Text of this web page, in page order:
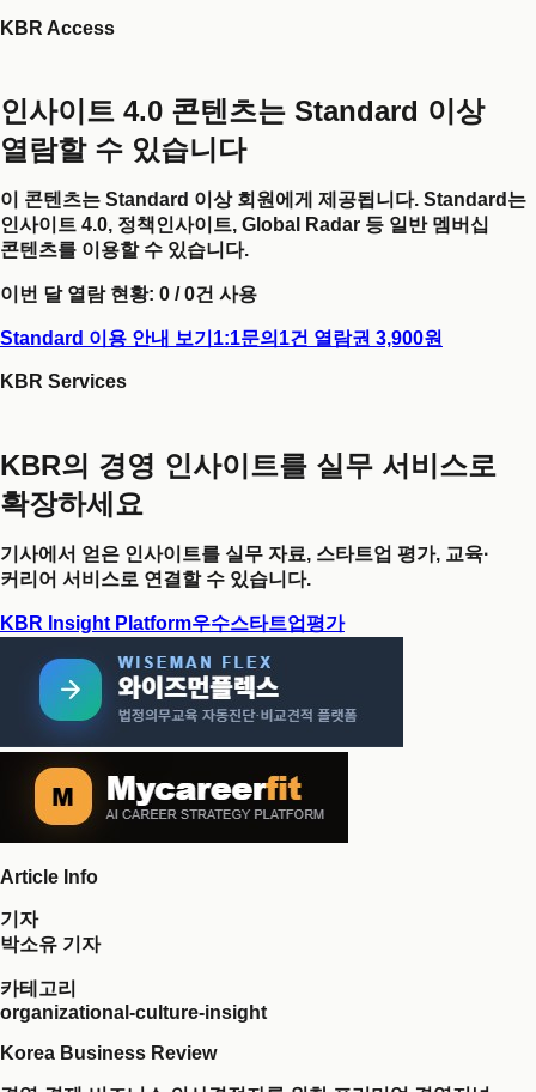
KBR Access
인사이트 4.0 콘텐츠는 Standard 이상
열람할 수 있습니다
이 콘텐츠는 Standard 이상 회원에게 제공됩니다. Standard는
인사이트 4.0, 정책인사이트, Global Radar 등 일반 멤버십
콘텐츠를 이용할 수 있습니다.
이번 달 열람 현황: 0 /0건 사용
Standard 이용 안내 보기 1:1문의 1건 열람권 3,900원
KBR Services
KBR의 경영 인사이트를 실무 서비스로
확장하세요
기사에서 얻은 인사이트를 실무 자료, 스타트업 평가, 교육·
커리어 서비스로 연결할 수 있습니다.
KBR Insight Platform우수스타트업평가
Article Info
기자
박소유 기자
카테고리
organizational-culture-insight
Korea Business Review